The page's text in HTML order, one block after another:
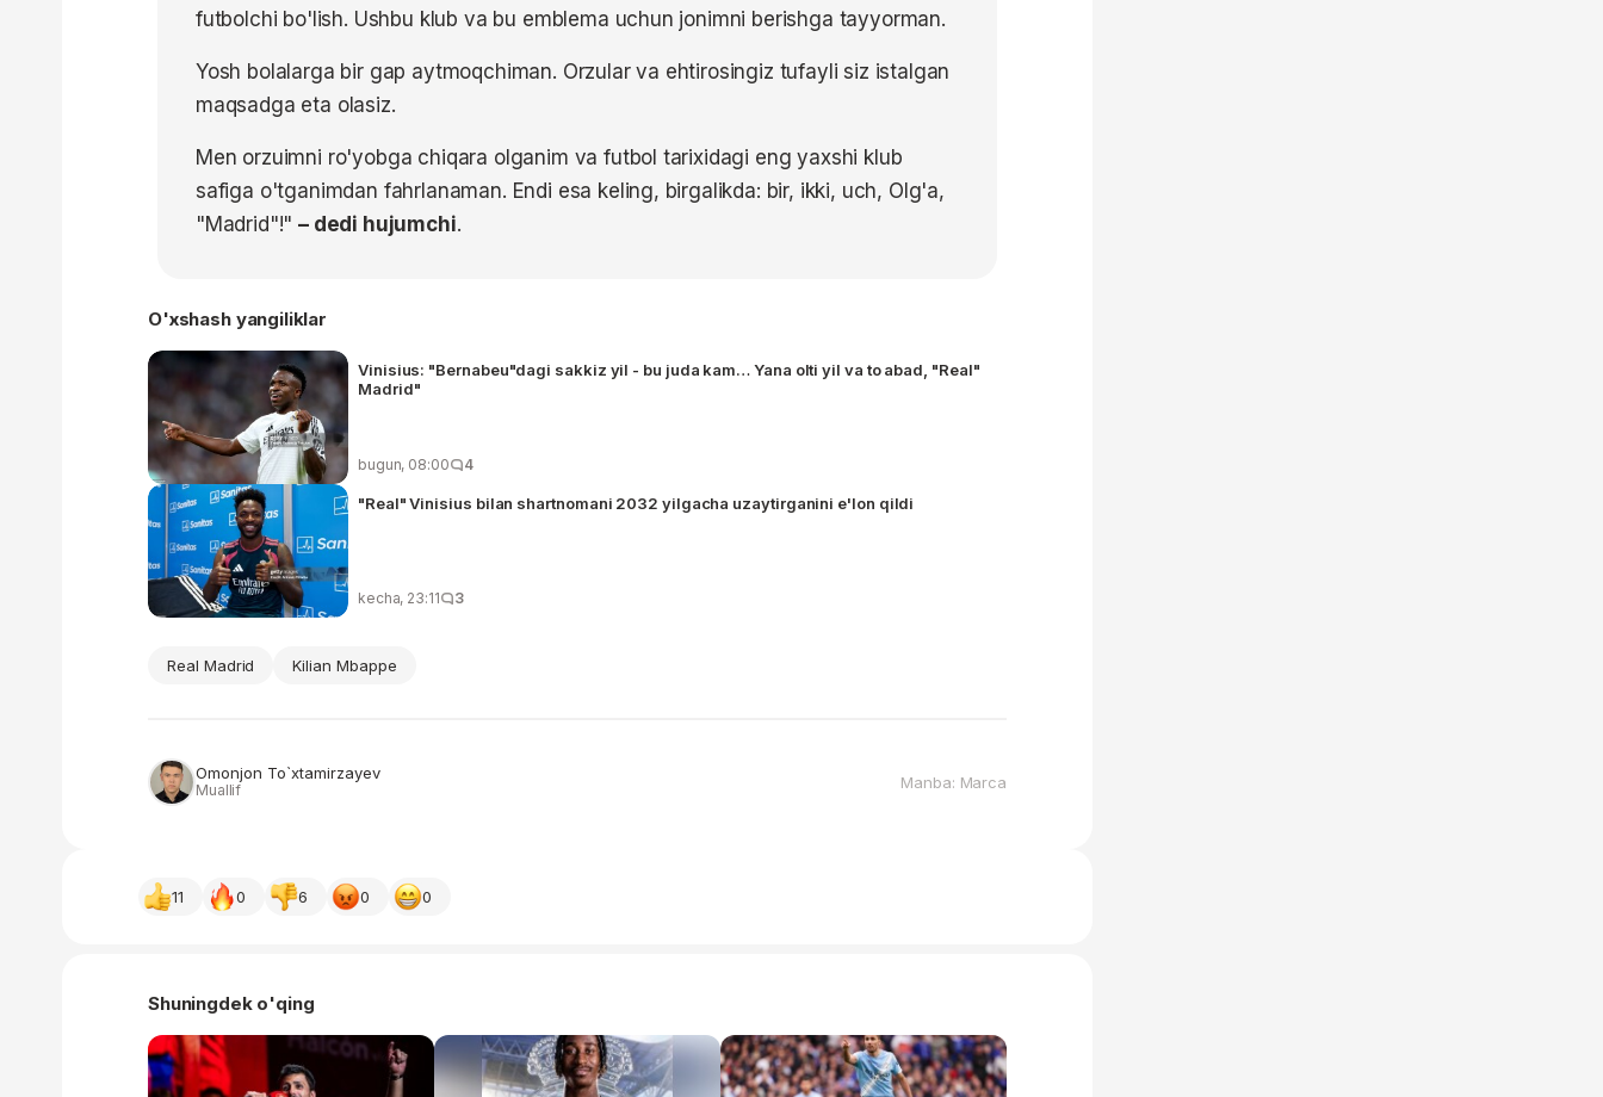
futbolchi bo'lish. Ushbu klub va bu emblema uchun jonimni berishga tayyorman.
Yosh bolalarga bir gap aytmoqchiman. Orzular va ehtirosingiz tufayli siz istalgan
maqsadga eta olasiz.
Men orzuimni ro'yobga chiqara olganim va futbol tarixidagi eng yaxshi klub
safiga o'tganimdan fahrlanaman. Endi esa keling, birgalikda: bir, ikki, uch, Olg'a,
"Madrid"!"– dedi hujumchi.
O'xshash yangiliklar
Vinisius: "Bernabeu"dagi sakkiz yil - bu juda kam… Yana olti yil va to abad, "Real"
Madrid"
bugun, 08:00 4
"Real" Vinisius bilan shartnomani 2032 yilgacha uzaytirganini e'lon qildi
kecha, 23:11 3
Real Madrid Kilian Mbappe
Omonjon To`xtamirzayev
Muallif Manba: Marca
11 0 6 0 0
Shuningdek o'qing